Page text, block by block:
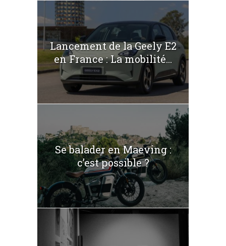
Lancement de la Geely E2
en France : La mobilité...
Se balader en Maeving :
c’est possible ?